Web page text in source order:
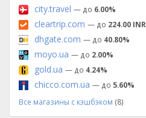
city.travel — до 6.00%
cleartrip.com — до 224.00 INR
dhgate.com — до 40.80%
moyo.ua — до 2.00%
gold.ua — до 4.24%
chicco.com.ua — до 5.60%
Все магазины с кэшбэком (8)